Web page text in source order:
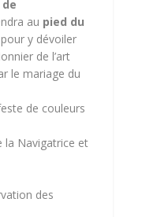
au pied du
y dévoiler
de l’art
le mariage du
de couleurs
la Navigatrice et
des